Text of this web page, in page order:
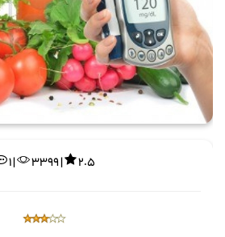
1 | 3399 | 2.5